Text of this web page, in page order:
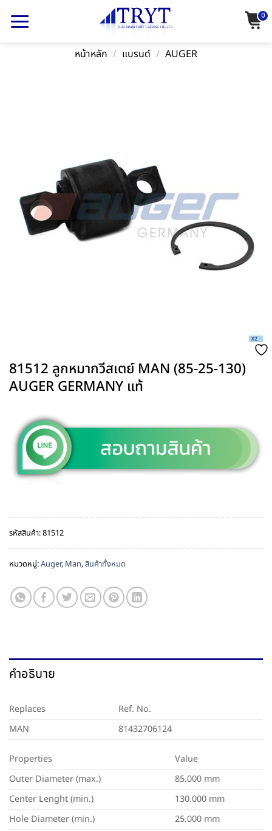
0
หน้าหลัก / แบรนด์ / AUGER
81512 ลูกหมากวีสเตย์ MAN (85-25-130)
AUGER GERMANY แท้
รหัสสินค้า:81512
หมวดหมู่:Auger, Man,สินค้าทั้งหมด
คำอธิบาย
Replaces
Ref. No.
MAN
81432706124
Properties
Value
Outer Diameter (max.)
85.000 mm
Center Lenght (min.)
130.000 mm
Hole Diameter (min.)
25.000 mm